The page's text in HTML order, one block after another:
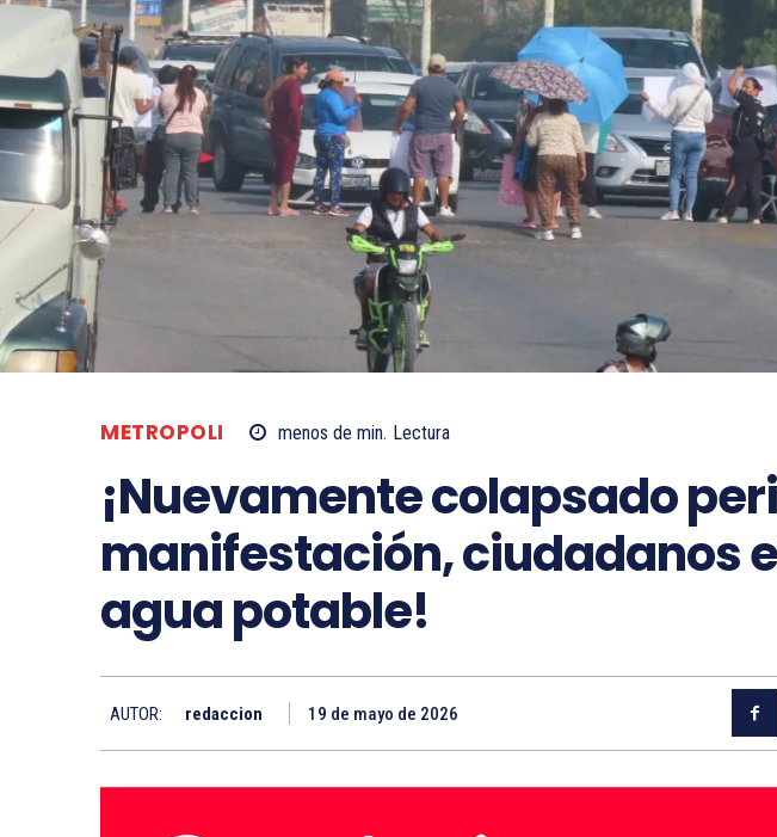
METROPOLI menos de min. Lectura
¡Nuevamente colapsado
manifestación, ciudadanos
agua potable!
AUTOR: redaccion 19 de mayo de 2026